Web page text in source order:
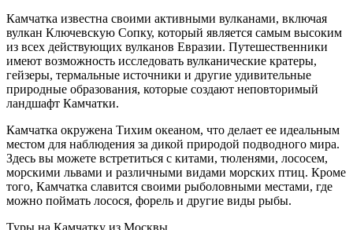
Камчатка известна своими активными вулканами, включая
вулкан Ключевскую Сопку, который является самым высоким
из всех действующих вулканов Евразии. Путешественники
имеют возможность исследовать вулканические кратеры,
гейзеры, термальные источники и другие удивительные
природные образования, которые создают неповторимый
ландшафт Камчатки.
Камчатка окружена Тихим океаном, что делает ее идеальным
местом для наблюдения за дикой природой подводного мира.
Здесь вы можете встретиться с китами, тюленями, лососем,
морскими львами и различными видами морских птиц. Кроме
того, Камчатка славится своими рыболовными местами, где
можно поймать лосося, форель и другие виды рыбы.
Туры на Камчатку из Москвы